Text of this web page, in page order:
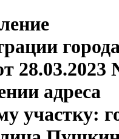
28.03.2023
адреса
участку: